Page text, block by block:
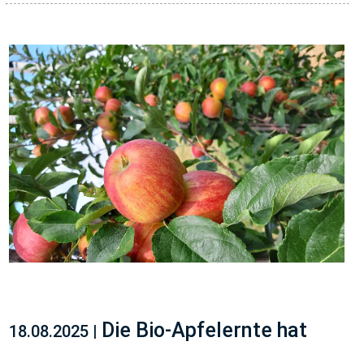
18.08.2025 | Die Bio-Apfelernte hat